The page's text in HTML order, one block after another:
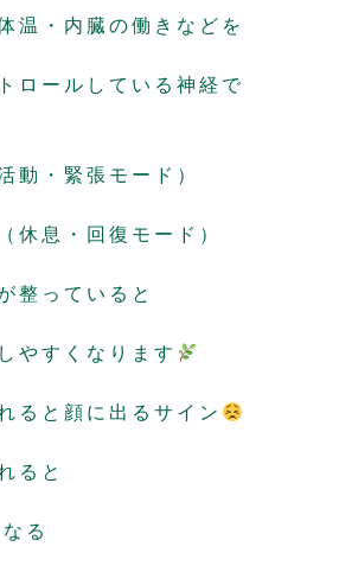
温・内臓の働きなどを
ロールしている神経で
動・緊張モード）
休息・回復モード）
整っていると
やすくなります
ると顔に出るサイン
ると
る